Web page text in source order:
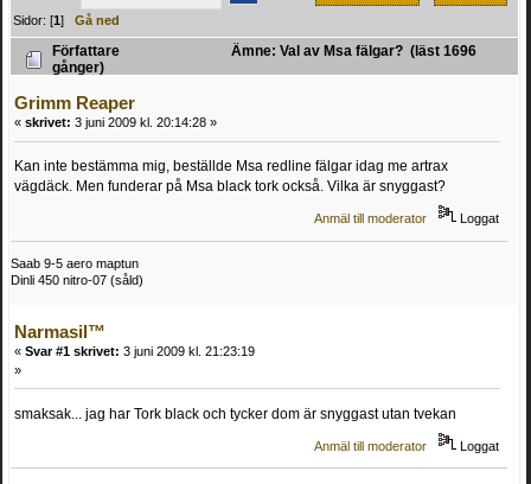
Sidor: [1]Gå ned
Författare
Ämne: Val av Msa fälgar? (läst 1696
gånger)
Grimm Reaper
« skrivet: 3 juni 2009 kl. 20:14:28 »
Kan inte bestämma mig, beställde Msa redline fälgar idag me artrax
vägdäck. Men funderar på Msa black tork också. Vilka är snyggast?
Anmäl till moderator Loggat
Saab 9-5 aero maptun
Dinli 450 nitro-07 (såld)
Narmasil™
« Svar #1 skrivet: 3 juni 2009 kl. 21:23:19
»
smaksak... jag har Tork black och tycker dom är snyggast utan tvekan
Anmäl till moderator Loggat